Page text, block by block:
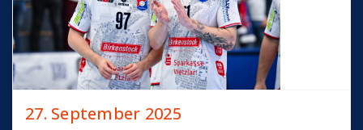
27. September 2025